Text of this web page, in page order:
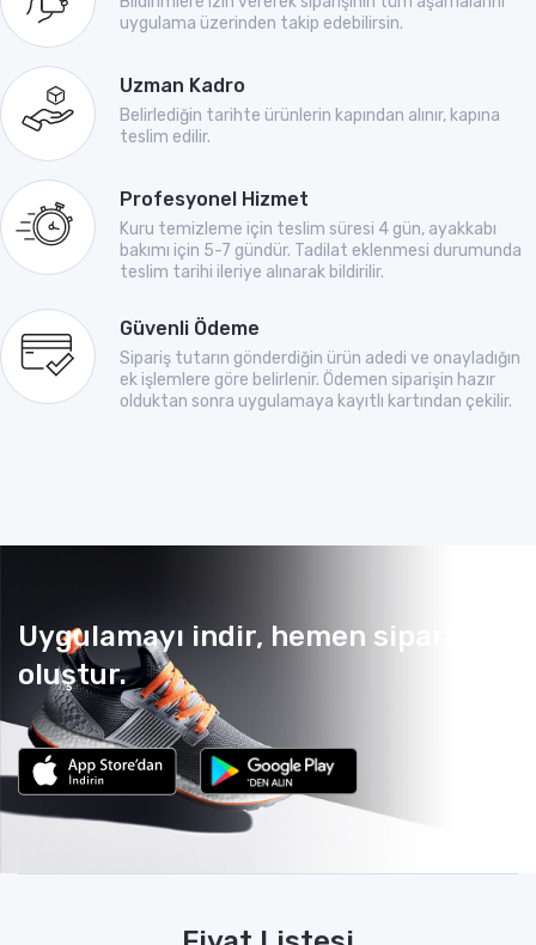
uygulama üzerinden takip edebilirsin.
Uzman Kadro
Belirlediğin tarihte ürünlerin kapından alınır, kapına
teslim edilir.
Profesyonel Hizmet
Kuru temizleme için teslim süresi 4 gün, ayakkabı
bakımı için 5-7 gündür. Tadilat eklenmesi durumunda
teslim tarihi ileriye alınarak bildirilir.
Güvenli Ödeme
Sipariş tutarın gönderdiğin ürün adedi ve onayladığın
ek işlemlere göre belirlenir. Ödemen siparişin hazır
olduktan sonra uygulamaya kayıtlı kartından çekilir.
Uygulamayı indir, hemen sipariş
oluştur.